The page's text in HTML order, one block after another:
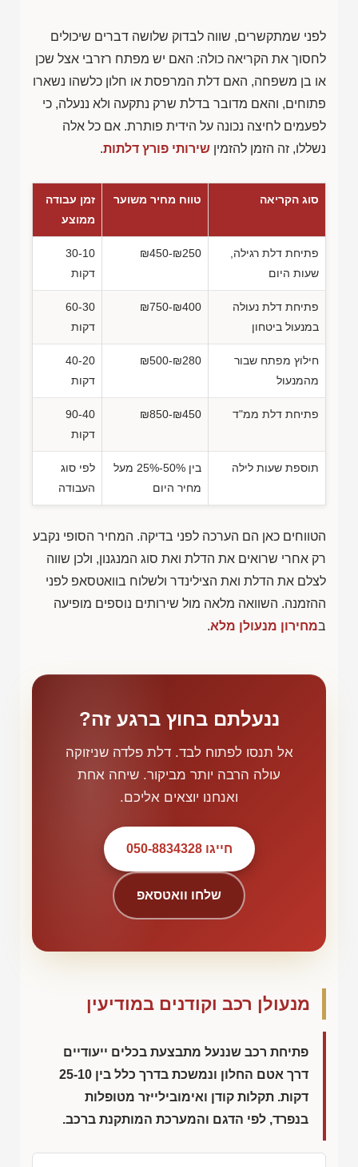
לפני שמתקשרים, שווה לבדוק שלושה דברים שיכולים
לחסוך את הקריאה כולה: האם יש מפתח רזרבי אצל שכן
או בן משפחה, האם דלת המרפסת או חלון כלשהו נשארו
פתוחים, והאם מדובר בדלת שרק נתקעה ולא ננעלה, כי
לפעמים לחיצה נכונה על הידית פותרת. אם כל אלה
נשללו, זה הזמן להזמין שירותי פורץ דלתות.
סוג הקריאה טווח מחיר משוער
זמן עבודה
ממוצע
פתיחת דלת רגילה,
שעות היום
₪450-₪250
30-10
דקות
פתיחת דלת נעולה
במנעול ביטחון
₪750-₪400
60-30
דקות
חילוץ מפתח שבור
מהמנעול
₪500-₪280
40-20
דקות
פתיחת דלת ממ"ד ₪850-₪450
90-40
דקות
תוספת שעות לילה
בין 50%-25% מעל
מחיר היום
לפי סוג
העבודה
הטווחים כאן הם הערכה לפני בדיקה. המחיר הסופי נקבע
רק אחרי שרואים את הדלת ואת סוג המנגנון, ולכן שווה
לצלם את הדלת ואת הצילינדר ולשלוח בוואטסאפ לפני
ההזמנה. השוואה מלאה מול שירותים נוספים מופיעה
במחירון מנעולן מלא.
ננעלתם בחוץ ברגע זה?
אל תנסו לפתוח לבד. דלת פלדה שניזוקה
עולה הרבה יותר מביקור. שיחה אחת
ואנחנו יוצאים אליכם.
חייגו 050-8834328
שלחו וואטסאפ
מנעולן רכב וקודנים במודיעין
פתיחת רכב שננעל מתבצעת בכלים ייעודיים
דרך אטם החלון ונמשכת בדרך כלל בין 25-10
דקות. תקלות קודן ואימובילייזר מטופלות
בנפרד, לפי הדגם והמערכת המותקנת ברכב.